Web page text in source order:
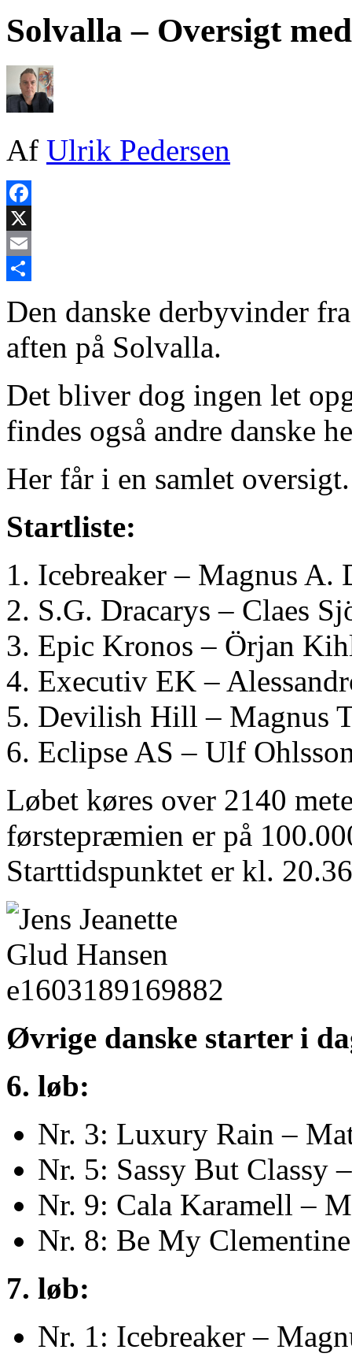
Solvalla – Oversigt
Af Ulrik Pedersen
Facebook
X
Email
Den danske derbyvinder
aften på Solvalla.
Det bliver dog ingen let
findes også andre danske
Her får i en samlet oversigt.
Startliste:
Icebreaker – Magnus A.
S.G. Dracarys – Claes
Epic Kronos – Örjan
Executiv EK –
Devilish Hill – Magnus
Eclipse AS – Ulf
Løbet køres over 2140
førstepræmien er på
Starttidspunktet er kl.
Øvrige danske starter i
6. løb:
Nr. 3: Luxury Rain –
Nr. 5: Sassy But Classy
Nr. 9: Cala Karamell –
Nr. 8: Be My
7. løb:
Nr. 1: Icebreaker –